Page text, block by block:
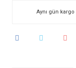
Aynı gün kargo